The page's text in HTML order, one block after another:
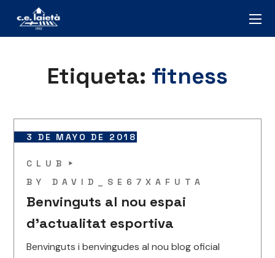
Etiqueta: fitness
3 DE MAYO DE 2018
CLUB
BYDAVID_SE67XAFUTA
Benvinguts al nou espai
d’actualitat esportiva
Benvinguts i benvingudes al nou blog oficial